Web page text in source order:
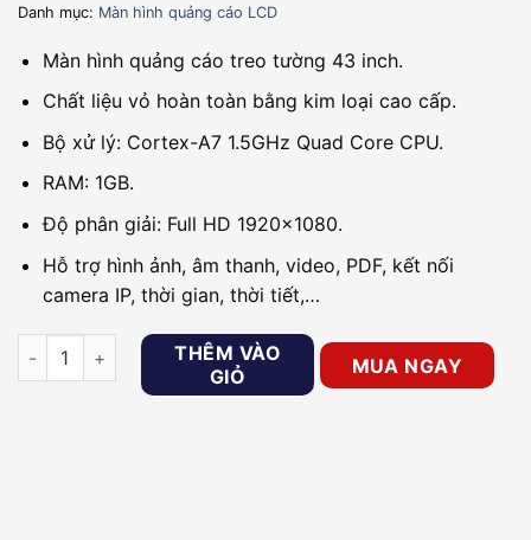
Danh mục: Màn hình quảng cáo LCD
Màn hình quảng cáo treo tường 43 inch.
Chất liệu vỏ hoàn toàn bằng kim loại cao cấp.
Bộ xử lý: Cortex-A7 1.5GHz Quad Core CPU.
RAM: 1GB.
Độ phân giải: Full HD 1920×1080.
Hỗ trợ hình ảnh, âm thanh, video, PDF, kết nối
camera IP, thời gian, thời tiết,…
Màn hình quảng cáo 43inch DAHUA DH-LDH43-SAI200 số
THÊM VÀO
GIỎ
MUA NGAY